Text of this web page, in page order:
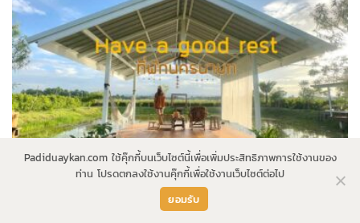
Padiduaykan.com ใช้คุ๊กกี้บนเว็บไซต์นี้เพื่อเพิ่มประสิทธิภาพการใช้งานของ
ท่าน โปรดตกลงใช้งานคุ๊กกี้เพื่อใช้งานเว็บไซต์ต่อไป
ยอมรับ